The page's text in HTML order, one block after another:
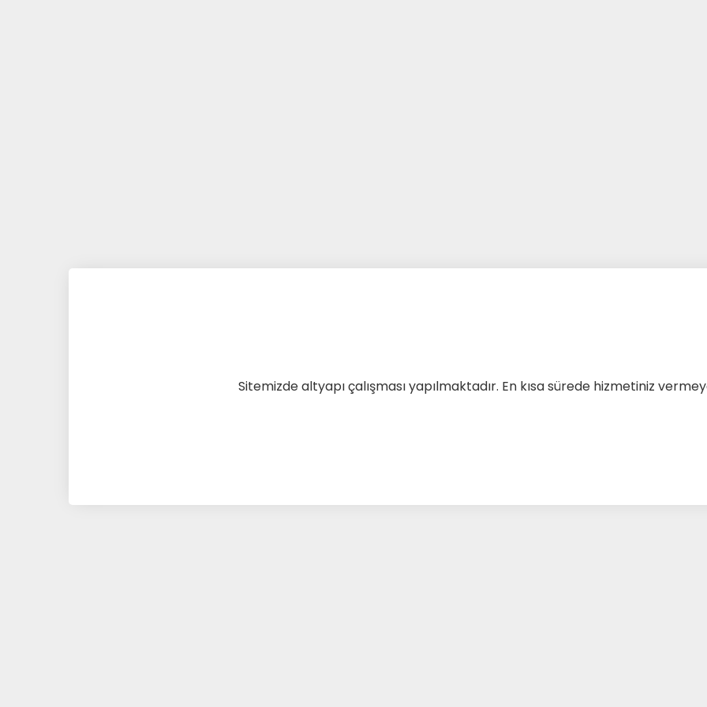
Sitemizde altyapı çalışması yapılmaktadır. En kısa sürede hizmetiniz